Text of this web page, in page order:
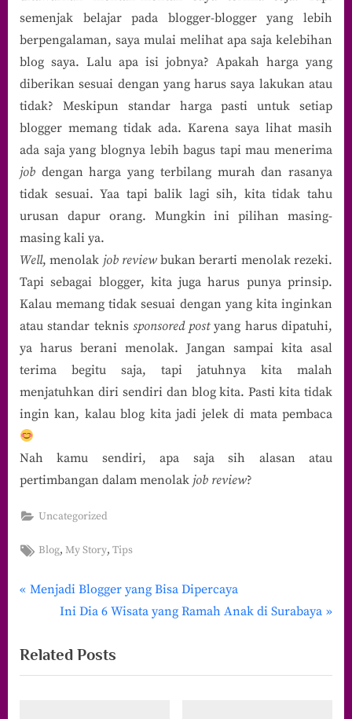
semenjak belajar pada blogger-blogger yang lebih
berpengalaman, saya mulai melihat apa saja kelebihan
blog saya. Lalu apa isi jobnya? Apakah harga yang
diberikan sesuai dengan yang harus saya lakukan atau
tidak? Meskipun standar harga pasti untuk setiap
blogger memang tidak ada. Karena saya lihat masih
ada saja yang blognya lebih bagus tapi mau menerima
job dengan harga yang terbilang murah dan rasanya
tidak sesuai. Yaa tapi balik lagi sih, kita tidak tahu
urusan dapur orang. Mungkin ini pilihan masing-
masing kali ya.
Well, menolak job reviewbukan berarti menolak rezeki.
Tapi sebagai blogger, kita juga harus punya prinsip.
Kalau memang tidak sesuai dengan yang kita inginkan
atau standar teknis sponsored postyang harus dipatuhi,
ya harus berani menolak. Jangan sampai kita asal
terima begitu saja, tapi jatuhnya kita malah
menjatuhkan diri sendiri dan blog kita. Pasti kita tidak
ingin kan, kalau blog kita jadi jelek di mata pembaca
Nah kamu sendiri, apa saja sih alasan atau
pertimbangan dalam menolak job review?
Uncategorized
Tags:
Blog,My Story,Tips
Navigasi
P
v
i
Menjadi Blogger yang Bisa Dipercaya
N
x
t
Ini Dia 6 Wisata yang Ramah Anak di Surabaya
Related Posts